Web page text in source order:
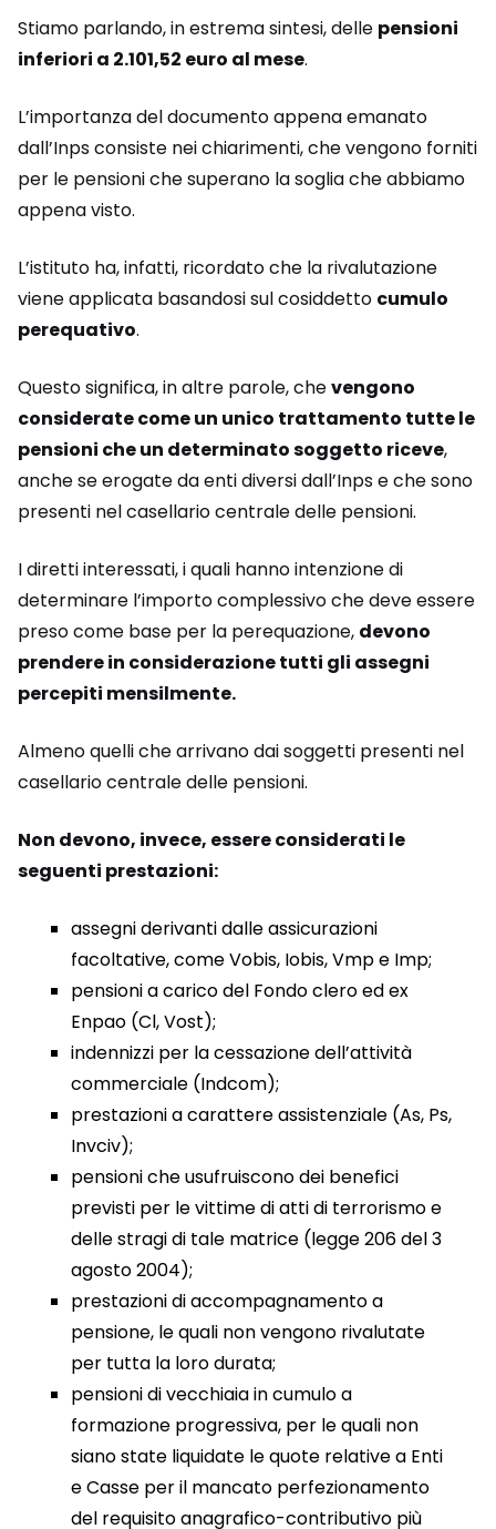
Stiamo parlando, in estrema sintesi, delle pensioni
inferiori a 2.101,52 euro al mese.
L’importanza del documento appena emanato
dall’Inps consiste nei chiarimenti, che vengono forniti
per le pensioni che superano la soglia che abbiamo
appena visto.
L’istituto ha, infatti, ricordato che la rivalutazione
viene applicata basandosi sul cosiddetto cumulo
perequativo.
Questo significa, in altre parole, chevengono
considerate come un unico trattamento tutte le
pensioni che un determinato soggetto riceve,
anche se erogate da enti diversi dall’Inps e che sono
presenti nel casellario centrale delle pensioni.
I diretti interessati, i quali hanno intenzione di
determinare l’importo complessivo che deve essere
preso come base per la perequazione, devono
prendere in considerazione tutti gli assegni
percepiti mensilmente.
Almeno quelli che arrivano dai soggetti presenti nel
casellario centrale delle pensioni.
Non devono, invece, essere considerati le
seguenti prestazioni:
assegni derivanti dalle assicurazioni
facoltative, come Vobis, Iobis, Vmp e Imp;
pensioni a carico del Fondo clero ed ex
Enpao (Cl, Vost);
indennizzi per la cessazione dell’attività
commerciale (Indcom);
prestazioni a carattere assistenziale (As, Ps,
Invciv);
pensioni che usufruiscono dei benefici
previsti per le vittime di atti di terrorismo e
delle stragi di tale matrice (legge 206 del 3
agosto 2004);
prestazioni di accompagnamento a
pensione, le quali non vengono rivalutate
per tutta la loro durata;
pensioni di vecchiaia in cumulo a
formazione progressiva, per le quali non
siano state liquidate le quote relative a Enti
e Casse per il mancato perfezionamento
del requisito anagrafico-contributivo più